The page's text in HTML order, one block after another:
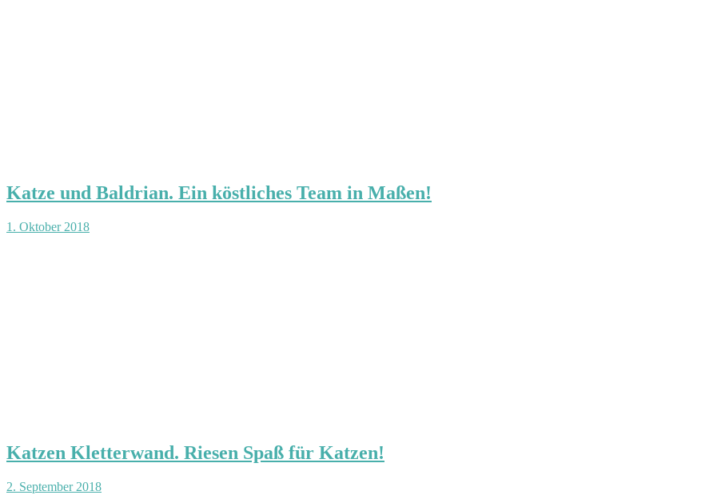
Katze und Baldrian. Ein köstliches Team in Maßen!
1. Oktober 2018
Katzen Kletterwand. Riesen Spaß für Katzen!
2. September 2018